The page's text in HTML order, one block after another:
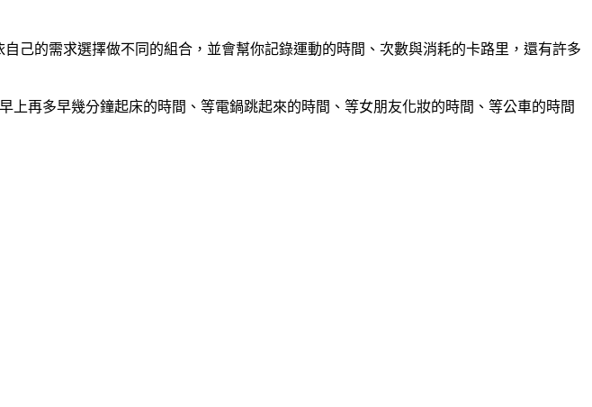
己的需求選擇做不同的組合，並會幫你記錄運動的時間、次數與消耗的卡路里，還有許多
再多早幾分鐘起床的時間、等電鍋跳起來的時間、等女朋友化妝的時間、等公車的時間